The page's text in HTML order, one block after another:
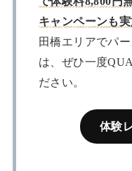
キャンペーンも実
田橋エリアでパ
は、ぜひ一度
ださい。
体験